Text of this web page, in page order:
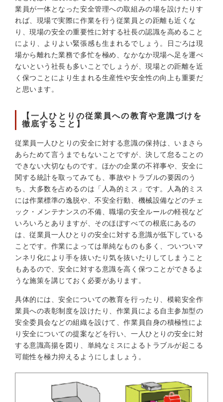
業員が一体となった安全管理への取組みの場を設けたりす
れば、現場で実際に作業を行う従業員との距離も近くな
り、現場の安全の重要性に対する社長の認識を高めること
により、よりよい緊張感も生まれるでしょう。日ごろは現
場から離れた業務で多忙を極め、なかなか現場へ足を運べ
ないという社長も多いことでしょうが、現場との距離を近
く保つことにより生まれる生産性や安全性の向上も重要だ
と思います。
【一人ひとりの従業員への教育や意識づけを
徹底すること】
従業員一人ひとりの安全に対する意識の保持は、いまさら
あらためて言うまでもないことですが、決して怠ることの
できない大切なものです。ほかの企業の不祥事や、安全に
関する統計を取ってみても、事故やトラブルの要因のう
ち、大多数を占めるのは「人為的ミス」です。人為的ミス
には作業標準の逸脱や、不安全行動、機械設備などのチェ
ック・メンテナンスの不備、職場の安全ルールの軽視など
いろいろとありますが、そのほぼすべての根底にあるの
は、従業員一人ひとりの安全に対する意識が低下している
ことです。作業によっては単純なものも多く、ついついマ
ンネリ化により手を抜いたり気を抜いたりしてしまうこと
もあるので、安全に対する意識を高く保つことができるよ
うな施策を講じておく必要があります。
具体的には、安全についての教育を行ったり、模範安全作
業員への表彰制度を設けたり、作業員による自主参加型の
安全委員会などの組織を設けて、作業員自身の積極性によ
り安全についての提案などを行い、一人ひとりの安全に対
する意識高揚を図り、単純なミスによるトラブルが起こる
可能性を極力抑えるようにしましょう。